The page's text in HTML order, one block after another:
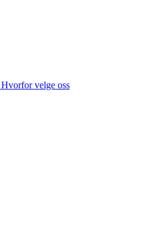
Hvorfor velge oss